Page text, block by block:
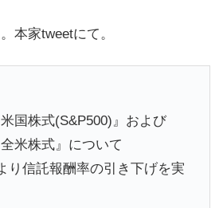
本家tweetにて。
米国株式(S&P500)』および
米株式』について
り信託報酬率の引き下げを実